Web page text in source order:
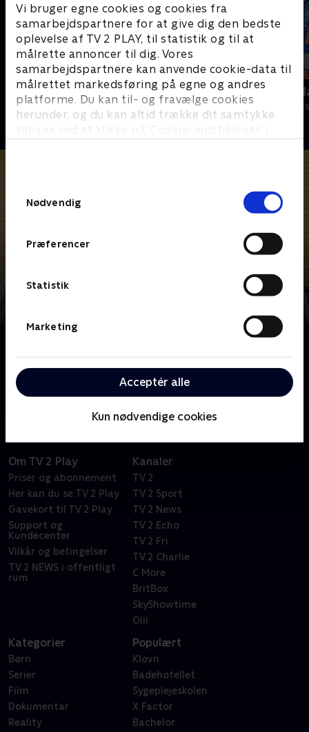
Vi bruger egne cookies og cookies fra
samarbejdspartnere for at give dig den bedste
oplevelse af TV 2 PLAY, til statistik og til at
målrette annoncer til dig. Vores
samarbejdspartnere kan anvende cookie-data til
målrettet markedsføring på egne og andres
platforme. Du kan til- og fravælge cookies
herunder, og du kan altid trække dit samtykke
tilbage ved at klikke på ’Cookie-indstillinger’ i
Nødvendig
Præferencer
Statistik
Marketing
Acceptér alle
Kun nødvendige cookies
Carmen & Columbo
Komedie • 1 sæsoner
Robssons
Komedie • 1
unge med forskellig baggrund mødes på en
sommerlejr i denne serie af Molly Nutley
Om TV 2 Play
Priser og abonnement
Her kan du se TV 2 Play
Gavekort til TV 2 Play
Support og
Kundecenter
Vilkår og betingelser
TV 2 NEWS i offentligt
rum
Kanaler
TV 2
TV 2 Sport
TV 2 News
TV 2 Echo
TV 2 Fri
TV 2 Charlie
C More
BritBox
SkyShowtime
Oiii
Kategorier
Børn
Serier
Film
Dokumentar
Reality
Populært
Klovn
Badehotellet
Sygeplejeskolen
X Factor
Bachelor